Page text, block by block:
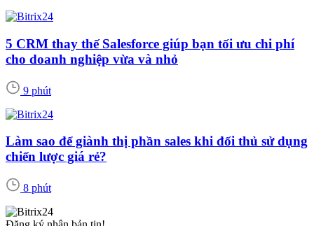
5 CRM thay thế Salesforce giúp bạn tối ưu chi phí
cho doanh nghiệp vừa và nhỏ
9 phút
Làm sao để giành thị phần sales khi đối thủ sử dụng
chiến lược giá rẻ?
8 phút